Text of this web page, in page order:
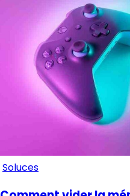
Soluces